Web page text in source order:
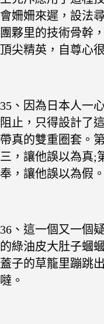
會姍姍來遲，設法
團夥里的技術骨幹
頂尖精英，自尊心
35、因為日本人一
阻止，只得設計了
帶真的雙重圈套。
三，讓他誤以為真;
奉，讓他誤以為假。
36、這一個又一個
的綠油皮大肚子蟈
蓋子的草籠里蹦跳
噠。